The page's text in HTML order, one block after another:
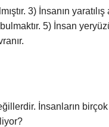
3) İnsanın yaratılış
5) İnsan
İnsanların birçok